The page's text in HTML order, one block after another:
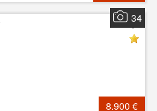
34
8.900 €